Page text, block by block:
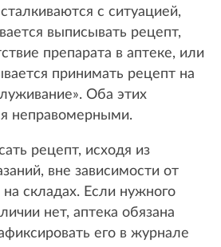
с ситуацией,
выписывать рецепт,
препарата в аптеке, или
принимать рецепт на
Оба этих
неправомерными.
рецепт, исходя из
вне зависимости от
складах. Если нужного
нет, аптека обязана
его в журнале